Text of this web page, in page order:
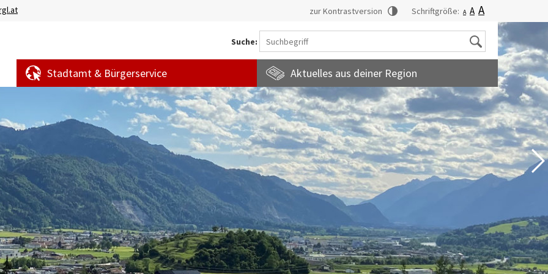
zur Kontrastversion Schriftgröße: A A A
Suche: Suche
Stadtamt & Bürgerservice Aktuelles aus deiner Region
Amtstafel
Veranstaltungen
Bürgermeldungen
Stadtmagazin
familienfreundlichegemeinde
Europainformationen